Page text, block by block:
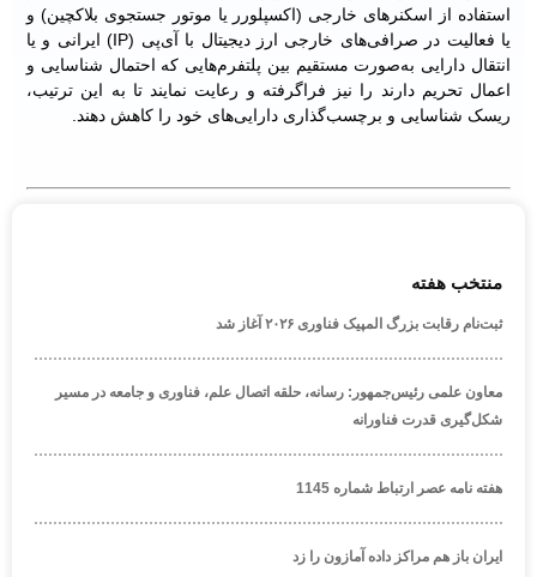
استفاده از اسکنرهای خارجی (اکسپلورر یا موتور جستجوی بلاکچین) و
یا فعالیت در صرافی‌های خارجی ارز دیجیتال با آی‌پی (IP) ایرانی و یا
انتقال دارایی به‌صورت مستقیم بین پلتفرم‌هایی که احتمال شناسایی و
اعمال تحریم دارند را نیز فراگرفته و رعایت نمایند تا به این ترتیب،
ریسک شناسایی و برچسب‌گذاری دارایی‌های خود را کاهش دهند.
منتخب هفته
ثبت‌نام رقابت بزرگ المپیک فناوری ۲۰۲۶ آغاز شد
معاون علمی رئیس‌جمهور: رسانه، حلقه اتصال علم، فناوری و جامعه در مسیر
شکل‌گیری قدرت فناورانه
هفته نامه عصر ارتباط شماره 1145
ایران باز هم مراکز داده آمازون را زد